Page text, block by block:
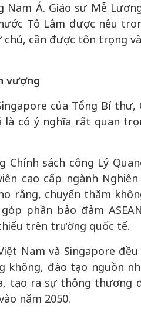
Á. Giáo sư Mễ
Tô Lâm được nêu
chủ, cần được tôn trọng
vượng
của Tổng Bí
là có ý nghĩa rất quan
Chính sách công Lý
cao cấp ngành
rằng, chuyến thăm
phần bảo đảm
trên trường quốc tế.
Nam và Singapore
không, đào tạo nguồn
tạo ra sự thông thương
năm 2050.